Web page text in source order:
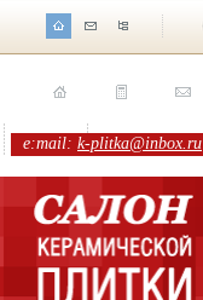
e:mail: k-plitka@inbox.ru